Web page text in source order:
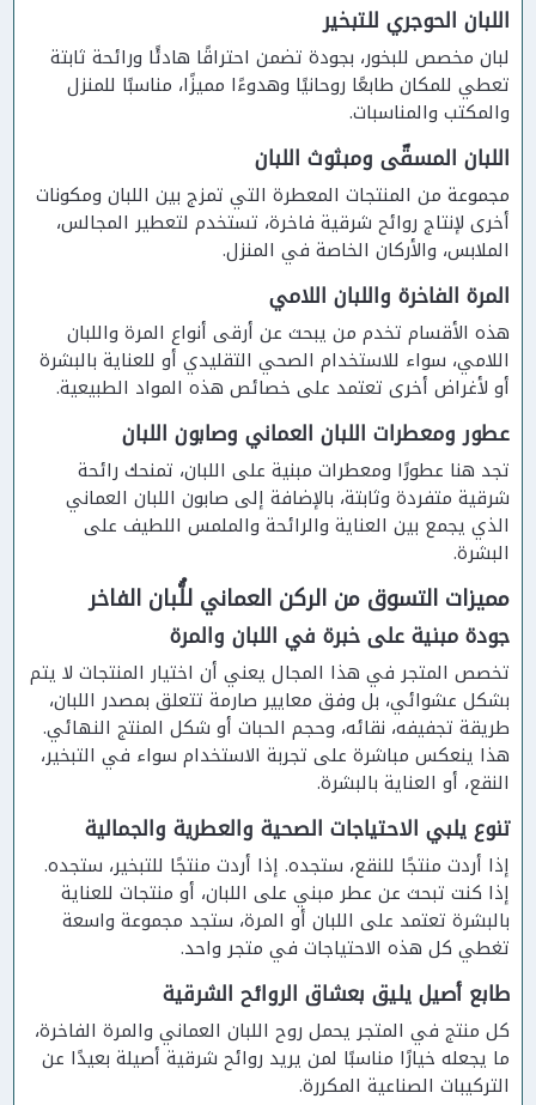
اللبان الحوجري للتبخير
لبان مخصص للبخور، بجودة تضمن احتراقًا هادئًا ورائحة ثابتة
تعطي للمكان طابعًا روحانيًا وهدوءًا مميزًا، مناسبًا للمنزل
والمكتب والمناسبات.
اللبان المسقّى ومبثوث اللبان
مجموعة من المنتجات المعطرة التي تمزج بين اللبان ومكونات
أخرى لإنتاج روائح شرقية فاخرة، تستخدم لتعطير المجالس،
الملابس، والأركان الخاصة في المنزل.
المرة الفاخرة واللبان اللامي
هذه الأقسام تخدم من يبحث عن أرقى أنواع المرة واللبان
اللامي، سواء للاستخدام الصحي التقليدي أو للعناية بالبشرة
أو لأغراض أخرى تعتمد على خصائص هذه المواد الطبيعية.
عطور ومعطرات اللبان العماني وصابون اللبان
تجد هنا عطورًا ومعطرات مبنية على اللبان، تمنحك رائحة
شرقية متفردة وثابتة، بالإضافة إلى صابون اللبان العماني
الذي يجمع بين العناية والرائحة والملمس اللطيف على
البشرة.
مميزات التسوق من الركن العماني للُّبان الفاخر
جودة مبنية على خبرة في اللبان والمرة
تخصص المتجر في هذا المجال يعني أن اختيار المنتجات لا يتم
بشكل عشوائي، بل وفق معايير صارمة تتعلق بمصدر اللبان،
طريقة تجفيفه، نقائه، وحجم الحبات أو شكل المنتج النهائي.
هذا ينعكس مباشرة على تجربة الاستخدام سواء في التبخير،
النقع، أو العناية بالبشرة.
تنوع يلبي الاحتياجات الصحية والعطرية والجمالية
إذا أردت منتجًا للنقع، ستجده. إذا أردت منتجًا للتبخير، ستجده.
إذا كنت تبحث عن عطر مبني على اللبان، أو منتجات للعناية
بالبشرة تعتمد على اللبان أو المرة، ستجد مجموعة واسعة
تغطي كل هذه الاحتياجات في متجر واحد.
طابع أصيل يليق بعشاق الروائح الشرقية
كل منتج في المتجر يحمل روح اللبان العماني والمرة الفاخرة،
ما يجعله خيارًا مناسبًا لمن يريد روائح شرقية أصيلة بعيدًا عن
التركيبات الصناعية المكررة.